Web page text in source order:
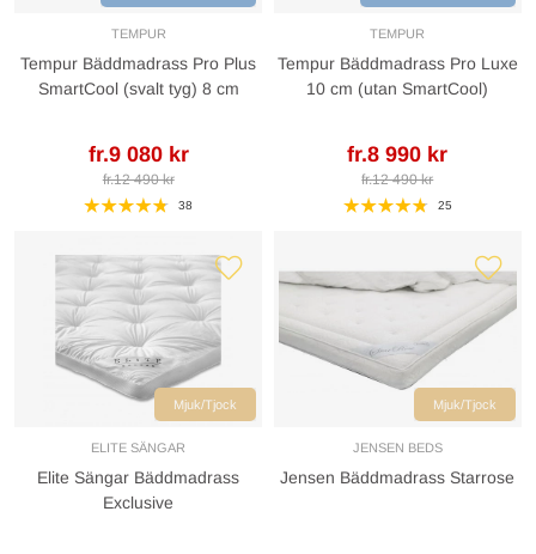
TEMPUR
Tempur Bäddmadrass Pro Plus
SmartCool (svalt tyg) 8 cm
fr.9 080 kr
fr.12 490 kr
38
TEMPUR
Tempur Bäddmadrass Pro Luxe
10 cm (utan SmartCool)
fr.8 990 kr
fr.12 490 kr
25
Mjuk/Tjock
ELITE SÄNGAR
Elite Sängar Bäddmadrass
Exclusive
Mjuk/Tjock
JENSEN BEDS
Jensen Bäddmadrass Starrose